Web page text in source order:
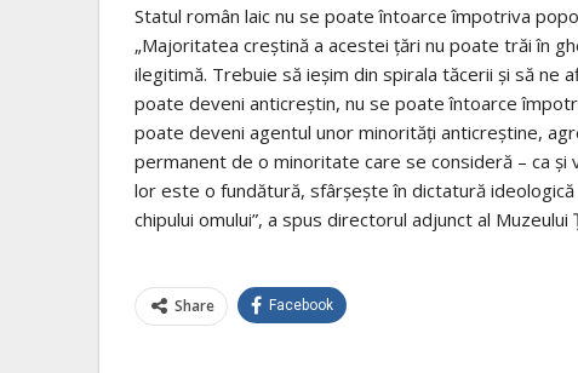
Statul român laic nu se poate întoarce împotriva
„Majoritatea creștină a acestei țări nu poate trăi în
ilegitimă. Trebuie să ieșim din spirala tăcerii și să ne
poate deveni anticreștin, nu se poate întoarce
poate deveni agentul unor minorități anticreștine,
permanent de o minoritate care se consideră – ca
lor este o fundătură, sfârșește în dictatură
chipului omului”, a spus directorul adjunct al Muzeului
Share Facebook